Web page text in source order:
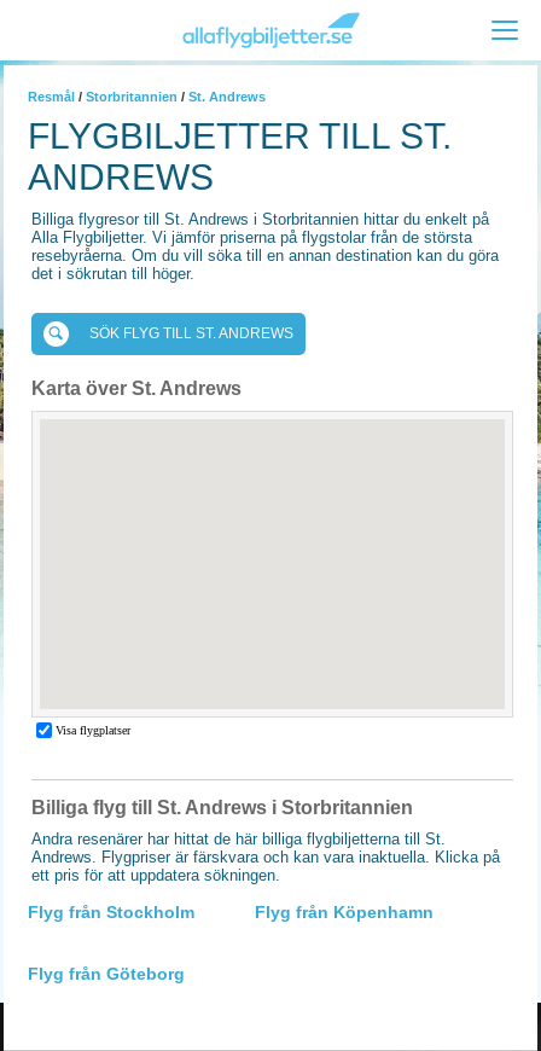
Resmål / Storbritannien / St. Andrews
FLYGBILJETTER TILL ST.
ANDREWS
Billiga flygresor till St. Andrews i Storbritannien hittar du enkelt på
Alla Flygbiljetter. Vi jämför priserna på flygstolar från de största
resebyråerna. Om du vill söka till en annan destination kan du göra
det i sökrutan till höger.
SÖK FLYG TILL ST. ANDREWS
Karta över St. Andrews
Billiga flyg till St. Andrews i Storbritannien
Andra resenärer har hittat de här billiga flygbiljetterna till St.
Andrews. Flygpriser är färskvara och kan vara inaktuella. Klicka på
ett pris för att uppdatera sökningen.
Flyg från Stockholm Flyg från Köpenhamn
Flyg från Göteborg